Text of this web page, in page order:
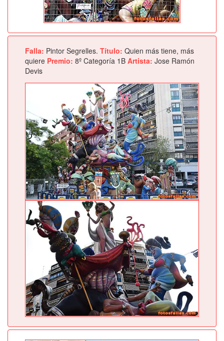
Falla: Pintor Segrelles. Título: Quien más tiene, más
quiere Premio: 8º Categoría 1B Artista: Jose Ramón
Devis